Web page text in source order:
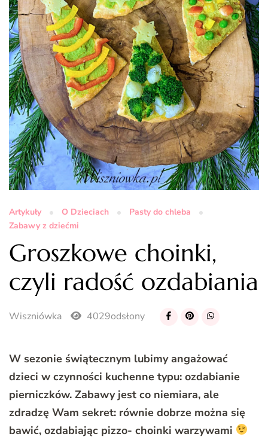
Artykuły O Dzieciach
Pasty do chleba
Zabawy z dziećmi
Groszkowe choinki,
czyli radość ozdabiania
Wiszniówka 4029odsłony
W sezonie świątecznym lubimy angażować
dzieci w czynności kuchenne typu: ozdabianie
pierniczków. Zabawy jest co niemiara, ale
zdradzę Wam sekret: równie dobrze można się
bawić, ozdabiając pizzo- choinki warzywami